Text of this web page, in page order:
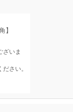
】
ざいま
さい。